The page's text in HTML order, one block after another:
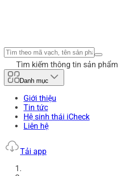
Tìm kiếm thông tin sản phẩm
Danh mục
Giới thiệu
Tin tức
Hệ sinh thái iCheck
Liên hệ
Tải app